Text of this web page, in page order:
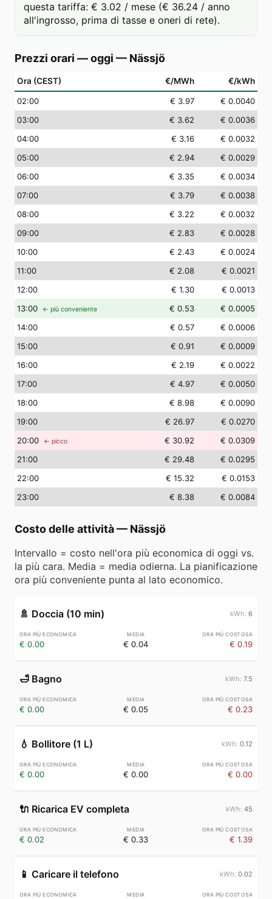
questa tariffa: € 3.02 / mese (€ 36.24 / anno
all'ingrosso, prima di tasse e oneri di rete).
Prezzi orari — oggi — Nässjö
Ora (CEST) €/MWh €/kWh
02:00 € 3.97
€ 0.0040
03:00 € 3.62
€ 0.0036
04:00 € 3.16
€ 0.0032
05:00 € 2.94
€ 0.0029
06:00 € 3.35
€ 0.0034
07:00 € 3.79
€ 0.0038
08:00 € 3.22
€ 0.0032
09:00 € 2.83
€ 0.0028
10:00 € 2.43
€ 0.0024
11:00 € 2.08
€ 0.0021
12:00 € 1.30
€ 0.0013
13:00 ← più conveniente € 0.53
€ 0.0005
14:00 € 0.57
€ 0.0006
15:00 € 0.91
€ 0.0009
16:00 € 2.19
€ 0.0022
17:00 € 4.97
€ 0.0050
18:00 € 8.98
€ 0.0090
19:00 € 26.97
€ 0.0270
20:00 ← picco € 30.92
€ 0.0309
21:00 € 29.48
€ 0.0295
22:00 € 15.32
€ 0.0153
23:00 € 8.38 € 0.0084
Costo delle attività— Nässjö
Intervallo = costo nell'ora più economica di oggi vs.
la più cara. Media = media odierna. La pianificazione
ora più conveniente punta al lato economico.
🚿 Doccia (10 min) 6
€ 0.00 € 0.04 € 0.19
🛁 Bagno 7.5
€ 0.00 € 0.05 € 0.23
💧 Bollitore (1 L) 0.12
€ 0.00 € 0.00 € 0.00
🔌 Ricarica EV completa 45
€ 0.02 € 0.33 € 1.39
📱 Caricare il telefono 0.02